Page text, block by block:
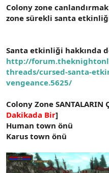
n
i
Colony zone
zone sürekli santa
Santa etkinliği hakkında
http://
threads/cursed-santa-
vengeance.5625/
Colony Zone SANTALARIN
Dakikada Bir]
Human town önü
Karus town önü